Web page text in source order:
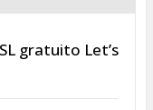
gratuito Let’s